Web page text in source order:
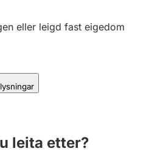
eller leigd fast eigedom
leita etter?